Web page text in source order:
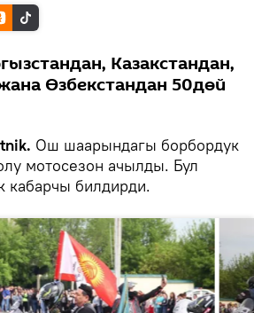
Казакстандан,
Өзбекстандан 50дөй
Ош шаарындагы борбордук
мотосезон ачылды. Бул
кабарчы билдирди.